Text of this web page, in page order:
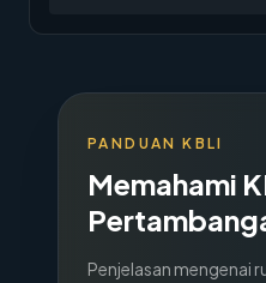
PANDUAN KBLI
Memahami
Penjelasan mengenai